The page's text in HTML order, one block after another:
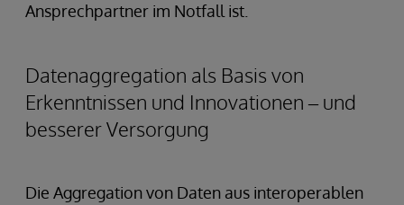
Ansprechpartner im Notfall ist.
Datenaggregation als Basis von
Erkenntnissen und Innovationen – und
besserer Versorgung
Die Aggregation von Daten aus interoperablen